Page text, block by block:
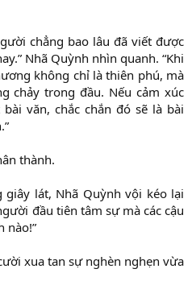
chẳng bao lâu đã viết được
Nhã Quỳnh nhìn quanh. “Khi
không chỉ là thiên phú, mà
chảy trong đầu. Nếu cảm xúc
văn, chắc chắn đó sẽ là bài
thành.
lát, Nhã Quỳnh vội kéo lại
đầu tiên tâm sự mà các cậu
nào!”
xua tan sự nghèn nghẹn vừa